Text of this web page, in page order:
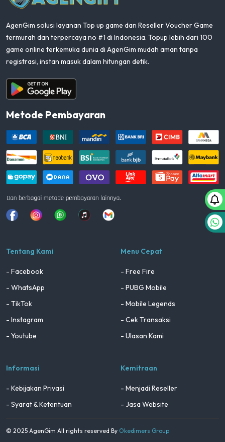
AgenGim solusi layanan Top up game dan Reseller Voucher Game
termurah dan terpercaya no #1 di Indonesia. Topup lebih dari 100
game online terkemuka dunia di AgenGim mudah aman tanpa
registrasi, instan masuk dalam hitungan detik.
Aplikasi Android
Metode Pembayaran
FacebookInstagramWhatsapp
Tiktok youtube
Tentang Kami
- Facebook
- WhatsApp
- TikTok
- Instagram
- Youtube
Informasi
- Kebijakan Privasi
- Syarat & Ketentuan
Menu Cepat
- Free Fire
- PUBG Mobile
- Mobile Legends
- Cek Transaksi
- Ulasan Kami
Kemitraan
- Menjadi Reseller
- Jasa Website
© 2025 AgenGim All rights reserved By Okedimers Group